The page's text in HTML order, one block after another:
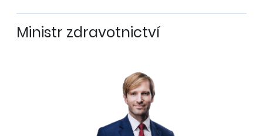
Ministr zdravotnictví